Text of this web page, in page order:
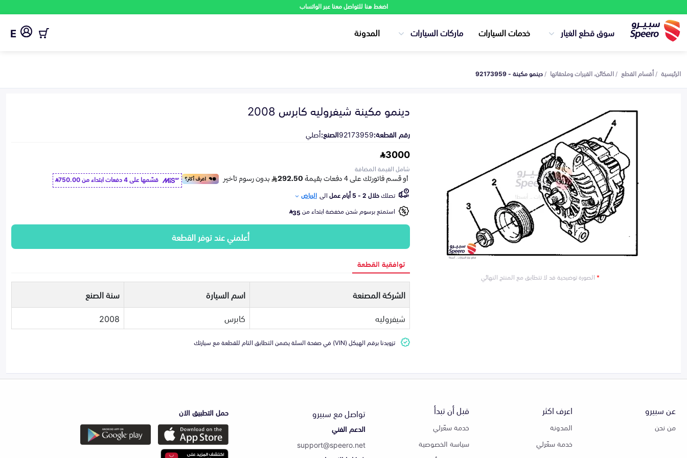
اضغط هنا للتواصل معنا عبر الواتساب
سوق قطع الغيار خدمات السيارات ماركات السيارات المدونة E
الرئيسية أقسام القطع المكائن، القيرات وملحقاتها دينمو مكينة - 92173959
*الصورة توضيحية قد لا تتطابق مع المنتج النهائي
دينمو مكينة شيفروليه كابرس 2008
رقم القطعة:92173959الصنع:أصلي
3000
شامل القيمة المضافة
قسّمها على 4 دفعات ابتداء من
750.00
تصلكخلال 2 - 5 أيام عمل الى الرياض
استمتع برسوم شحن مخفضة ابتداء من35
أعلمني عند توفر القطعة
توافقية القطعة
الشركة المصنعة اسم السيارة
سنة الصنع
شيفروليه
كابرس 2008
تزويدنا برقم الهيكل (VIN) في صفحة السلة يضمن التطابق التام للقطعة مع سيارتك
عن سبيرو
من نحن
اعرف اكثر
المدونة
خدمة سعّرلي
قبل أن تبدأ
خدمة سعّرلي
سياسة الخصوصية
تواصل مع سبيرو
الدعم الفني
support@speero.net
حمل التطبيق الان